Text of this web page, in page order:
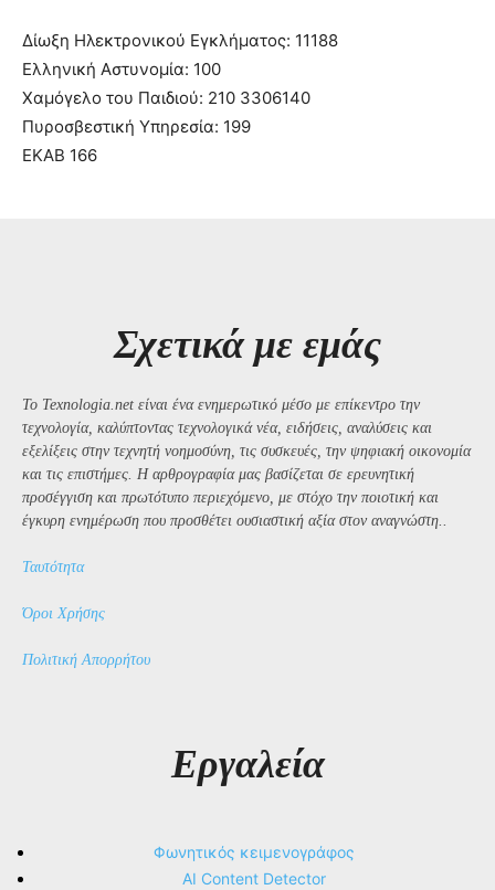
Δίωξη Ηλεκτρονικού Εγκλήματος: 11188
Ελληνική Αστυνομία: 100
Χαμόγελο του Παιδιού: 210 3306140
Πυροσβεστική Υπηρεσία: 199
ΕΚΑΒ 166
Σχετικά με εμάς
Το Texnologia.net είναι ένα ενημερωτικό μέσο με επίκεντρο την
τεχνολογία, καλύπτοντας τεχνολογικά νέα, ειδήσεις, αναλύσεις και
εξελίξεις στην τεχνητή νοημοσύνη, τις συσκευές, την ψηφιακή οικονομία
και τις επιστήμες. Η αρθρογραφία μας βασίζεται σε ερευνητική
προσέγγιση και πρωτότυπο περιεχόμενο, με στόχο την ποιοτική και
έγκυρη ενημέρωση που προσθέτει ουσιαστική αξία στον αναγνώστη..
Ταυτότητα
Όροι Χρήσης
Πολιτική Απορρήτου
Εργαλεία
Φωνητικός κειμενογράφος
AI Content Detector